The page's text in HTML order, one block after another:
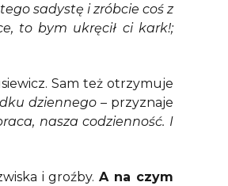
sadystę i zróbcie coś z
to bym ukręcił ci kark!;
Sam też otrzymuje
dziennego – przyznaje
nasza codzienność. I
i groźby.A na czym